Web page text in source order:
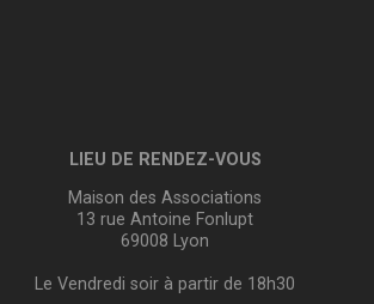
LIEU DE RENDEZ-VOUS
Maison des Associations
13 rue Antoine Fonlupt
69008 Lyon
Le Vendredi soir à partir de 18h30